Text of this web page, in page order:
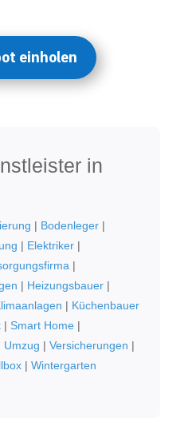
einholen
in
| Bodenleger|
| Elektriker|
|
| Heizungsbauer|
| Küchenbauer
| Smart Home|
Umzug | Versicherungen |
| Wintergarten